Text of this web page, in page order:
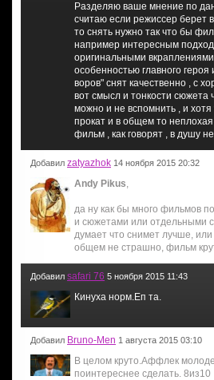
Разделяю ваше мнение по
считаю если режиссер берет
то снять нужно так что бы
например интересным
оригинальными
особенностью главного
воров" снят качественно , с
вот смысл и тонкости сюжета
можно и не вспомнить , и
прокат и в общем то
фильм , как говорят , в душу
Добавил zatyazhok 14 ноября 2015 20:32
Andy Pikus,
да ну как бы много фильмов
и сюжетами или отдельными
думает что снимет лучше,
общем не страшно, фильм
Добавил safari 76 5 ноября 2015 11:43
Кинуха норм.Еп та.
Добавил Bruno-Men 1 августа 2015 03:10
В целом круто.Аффлек
поинтереснее сделать. 8из10